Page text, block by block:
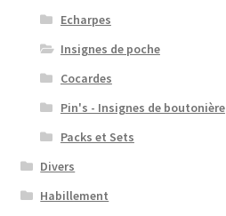
Echarpes
Insignes de poche
Cocardes
Pin's - Insignes de boutonière
Packs et Sets
Divers
Habillement